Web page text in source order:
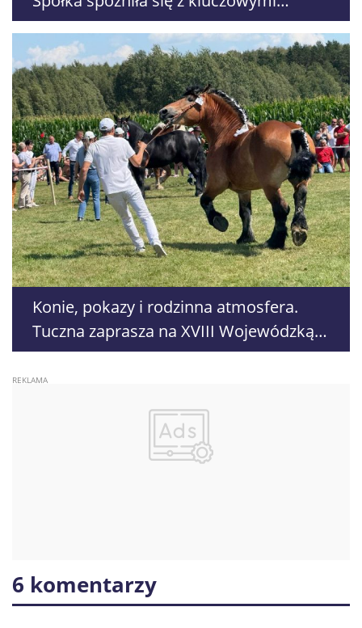
oświadczeniami
Konie, pokazy i rodzinna atmosfera.
Tuczna zaprasza na XVIII Wojewódzką
Wystawę Koni Zimnokrwistych
6 komentarzy